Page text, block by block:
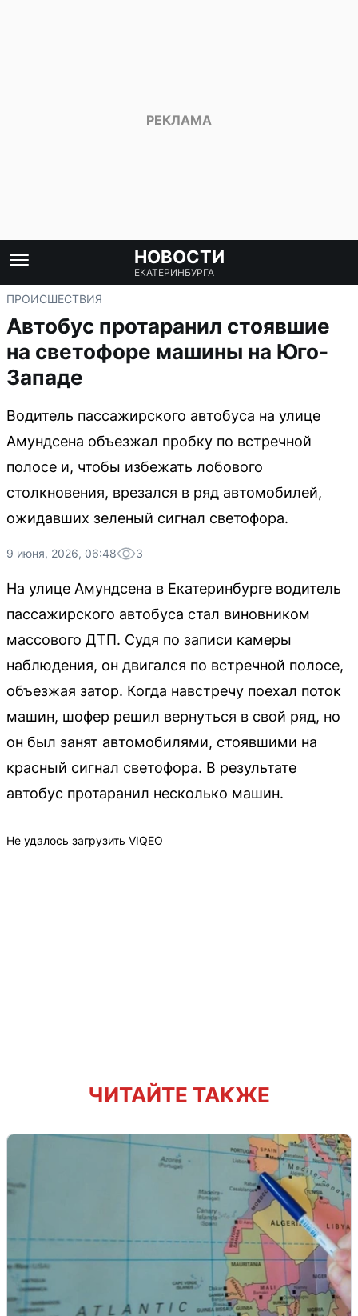
НОВОСТИ
ЕКАТЕРИНБУРГА
ПРОИСШЕСТВИЯ
Автобус протаранил стоявшие
на светофоре машины на Юго-
Западе
Водитель пассажирского автобуса на улице
Амундсена объезжал пробку по встречной
полосе и, чтобы избежать лобового
столкновения, врезался в ряд автомобилей,
ожидавших зеленый сигнал светофора.
9 июня, 2026, 06:48 3
На улице Амундсена в Екатеринбурге водитель
пассажирского автобуса стал виновником
массового ДТП. Судя по записи камеры
наблюдения, он двигался по встречной полосе,
объезжая затор. Когда навстречу поехал поток
машин, шофер решил вернуться в свой ряд, но
он был занят автомобилями, стоявшими на
красный сигнал светофора. В результате
автобус протаранил несколько машин.
Не удалось загрузить VIQEO
ЧИТАЙТЕ ТАКЖЕ